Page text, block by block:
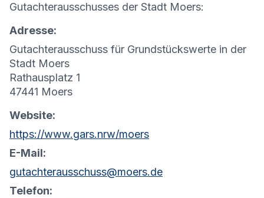
Gutachterausschusses der Stadt Moers:
Adresse:
Gutachterausschuss für Grundstückswerte in der
Stadt Moers
Rathausplatz 1
47441 Moers
Website:
https://www.gars.nrw/moers
E-Mail:
gutachterausschuss@moers.de
Telefon: